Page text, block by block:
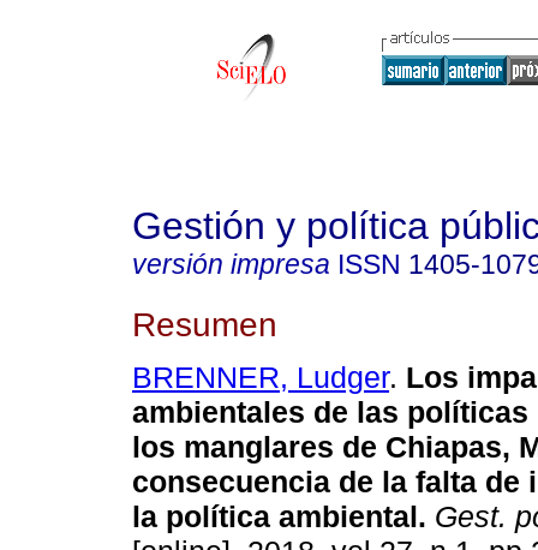
Gestión y política
versión impresa ISSN 1405-
Resumen
BRENNER, Ludger. Los
ambientales de las
los manglares de Chiapas,
consecuencia de la falta de
la política ambiental. Gest.